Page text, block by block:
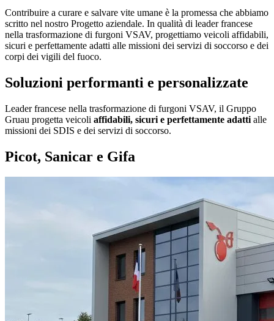
Contribuire a curare e salvare vite umane è la promessa che abbiamo
scritto nel nostro Progetto aziendale. In qualità di leader francese
nella trasformazione di furgoni VSAV, progettiamo veicoli affidabili,
sicuri e perfettamente adatti alle missioni dei servizi di soccorso e dei
corpi dei vigili del fuoco.
Soluzioni performanti e personalizzate
Leader francese nella trasformazione di furgoni VSAV, il Gruppo
Gruau progetta veicoli affidabili, sicuri e perfettamente adatti alle
missioni dei SDIS e dei servizi di soccorso.
Picot, Sanicar e Gifa